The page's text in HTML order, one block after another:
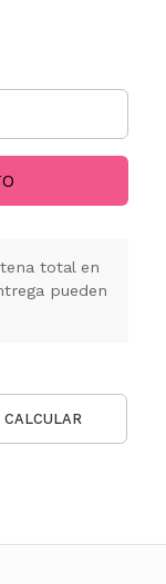
total en
pueden
CALCULAR